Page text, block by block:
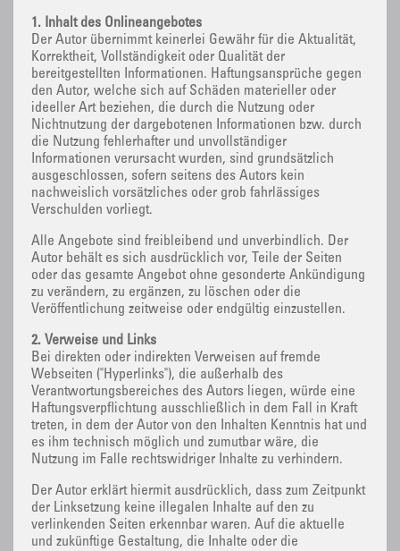
1. Inhalt des Onlineangebotes
Der Autor übernimmt keinerlei Gewähr für die Aktualität,
Korrektheit, Vollständigkeit oder Qualität der
bereitgestellten Informationen. Haftungsansprüche gegen
den Autor, welche sich auf Schäden materieller oder
ideeller Art beziehen, die durch die Nutzung oder
Nichtnutzung der dargebotenen Informationen bzw. durch
die Nutzung fehlerhafter und unvollständiger
Informationen verursacht wurden, sind grundsätzlich
ausgeschlossen, sofern seitens des Autors kein
nachweislich vorsätzliches oder grob fahrlässiges
Verschulden vorliegt.
Alle Angebote sind freibleibend und unverbindlich. Der
Autor behält es sich ausdrücklich vor, Teile der Seiten
oder das gesamte Angebot ohne gesonderte Ankündigung
zu verändern, zu ergänzen, zu löschen oder die
Veröffentlichung zeitweise oder endgültig einzustellen.
2. Verweise und Links
Bei direkten oder indirekten Verweisen auf fremde
Webseiten ("Hyperlinks"), die außerhalb des
Verantwortungsbereiches des Autors liegen, würde eine
Haftungsverpflichtung ausschließlich in dem Fall in Kraft
treten, in dem der Autor von den Inhalten Kenntnis hat und
es ihm technisch möglich und zumutbar wäre, die
Nutzung im Falle rechtswidriger Inhalte zu verhindern.
Der Autor erklärt hiermit ausdrücklich, dass zum Zeitpunkt
der Linksetzung keine illegalen Inhalte auf den zu
verlinkenden Seiten erkennbar waren. Auf die aktuelle
und zukünftige Gestaltung, die Inhalte oder die